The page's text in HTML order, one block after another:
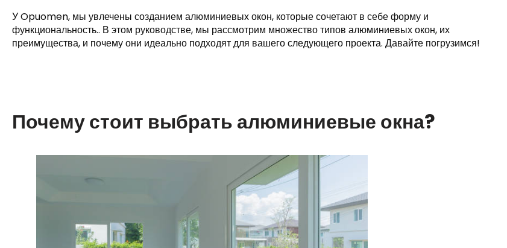
У Opuomen, мы увлечены созданием алюминиевых окон, которые сочетают в себе форму и
функциональность.. В этом руководстве, мы рассмотрим множество типов алюминиевых окон, их
преимущества, и почему они идеально подходят для вашего следующего проекта. Давайте погрузимся!
Почему стоит выбрать алюминиевые окна?